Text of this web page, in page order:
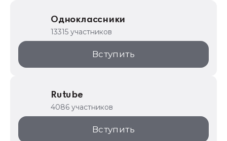
Одноклассники
13315 участников
Вступить
Rutube
4086 участников
Вступить